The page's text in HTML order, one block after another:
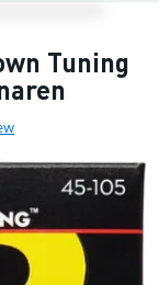
Tuning